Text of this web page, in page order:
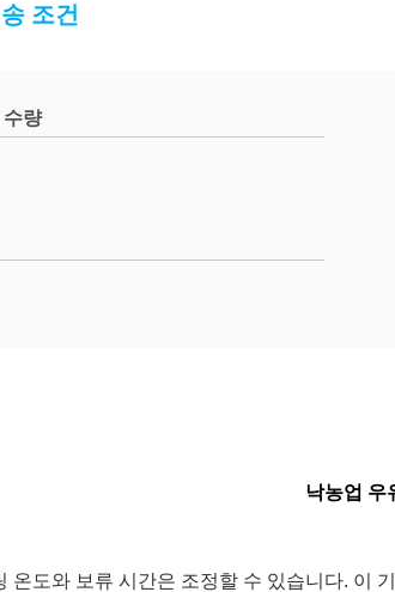
조건
수량
낙농업 우
온도와 보류 시간은 조정할 수 있습니다. 이